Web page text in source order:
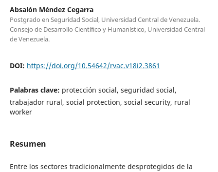
Absalón Méndez Cegarra
Postgrado en Seguridad Social, Universidad Central de Venezuela.
Consejo de Desarrollo Científico y Humanístico, Universidad Central
de Venezuela.
DOI: https://doi.org/10.54642/rvac.v18i2.3861
Palabras clave: protección social, seguridad social,
trabajador rural, social protection, social security, rural
worker
Resumen
Entre los sectores tradicionalmente desprotegidos de la